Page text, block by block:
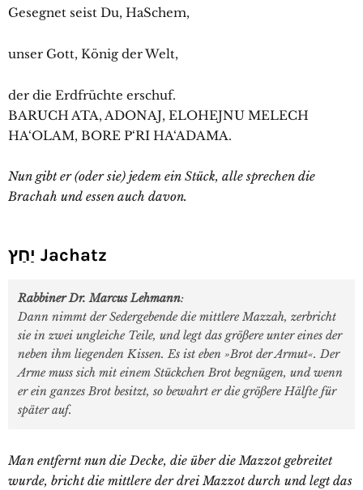
Gesegnet seist Du, HaSchem,
unser Gott, König der Welt,
der die Erdfrüchte erschuf.
BARUCH ATA, ADONAJ, ELOHEJNU MELECH
HA‘OLAM, BORE P‘RI HA‘ADAMA.
Nun gibt er (oder sie) jedem ein Stück, alle sprechen die
Brachah und essen auch davon.
יַחַץ Jachatz
Rabbiner Dr. Marcus Lehmann:
Dann nimmt der Sedergebende die mittlere Mazzah, zerbricht
sie in zwei ungleiche Teile, und legt das größere unter eines der
neben ihm liegenden Kissen. Es ist eben »Brot der Armut«. Der
Arme muss sich mit einem Stückchen Brot begnügen, und wenn
er ein ganzes Brot besitzt, so bewahrt er die größere Hälfte für
später auf.
Man entfernt nun die Decke, die über die Mazzot gebreitet
wurde, bricht die mittlere der drei Mazzot durch und legt das